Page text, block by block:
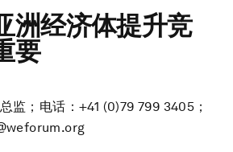
洲经济体提升竞
要
监；电话：+41 (0)79 799 3405；